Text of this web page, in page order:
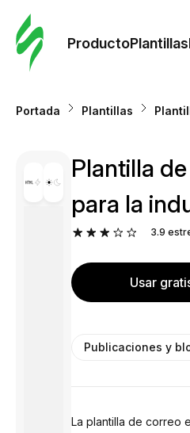
ProductoPlantillas
Portada Plantillas
Plantilla
para la
3.9
Usar
Publicaciones y
La plantilla de correo